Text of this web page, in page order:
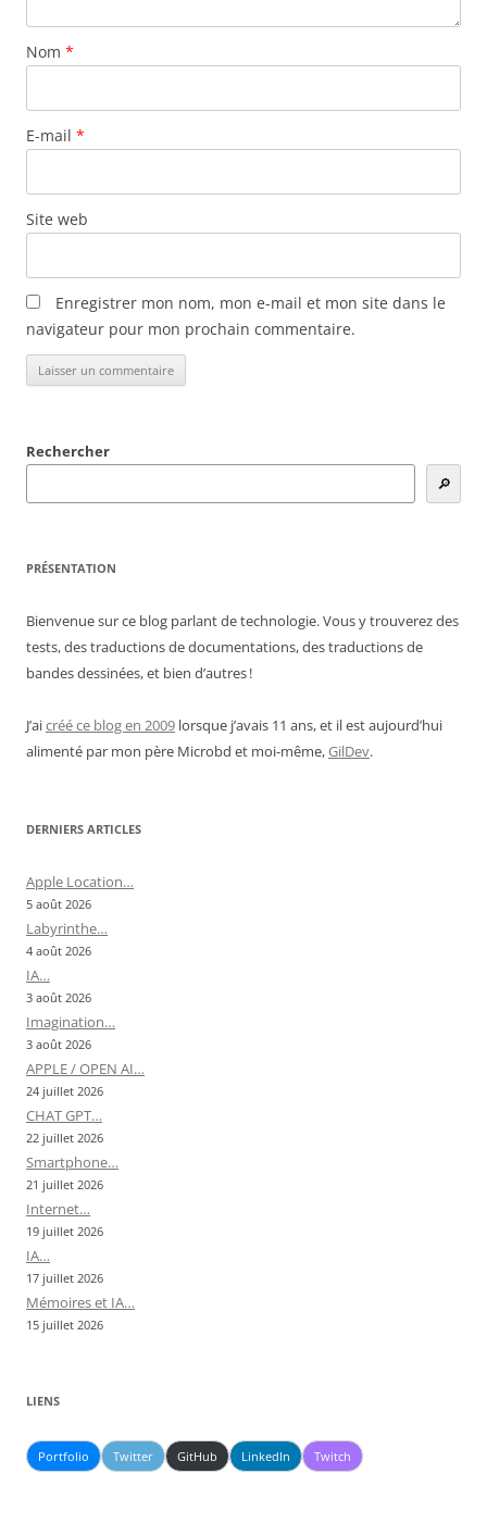
Nom *
E-mail *
Site web
Enregistrer mon nom, mon e-mail et mon site dans le
navigateur pour mon prochain commentaire.
Rechercher
🔎
PRÉSENTATION
Bienvenue sur ce blog parlant de technologie. Vous y trouverez des
tests, des traductions de documentations, des traductions de
bandes dessinées, et bien d’autres !
J’aicréé ce blog en 2009 lorsque j’avais 11 ans, et il est aujourd’hui
alimenté par mon père Microbd et moi-même,GilDev.
DERNIERS ARTICLES
Apple Location…
5 août 2026
Labyrinthe…
4 août 2026
IA…
3 août 2026
Imagination…
3 août 2026
APPLE / OPEN AI…
24 juillet 2026
CHAT GPT…
22 juillet 2026
Smartphone…
21 juillet 2026
Internet…
19 juillet 2026
IA…
17 juillet 2026
Mémoires et IA…
15 juillet 2026
LIENS
Portfolio Twitter GitHub LinkedIn Twitch